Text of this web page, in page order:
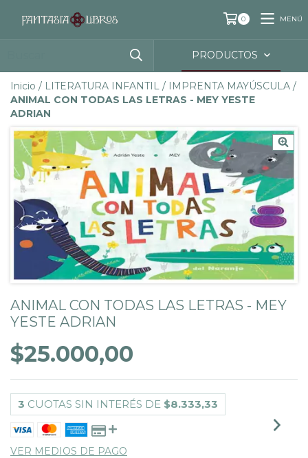
0 MENÚ
PRODUCTOS
Inicio / LITERATURA INFANTIL / IMPRENTA MAYÚSCULA /
ANIMAL CON TODAS LAS LETRAS - MEY YESTE
ADRIAN
ANIMAL CON TODAS LAS LETRAS - MEY
YESTE ADRIAN
$25.000,00
3 CUOTAS SIN INTERÉS DE $8.333,33
VER MEDIOS DE PAGO